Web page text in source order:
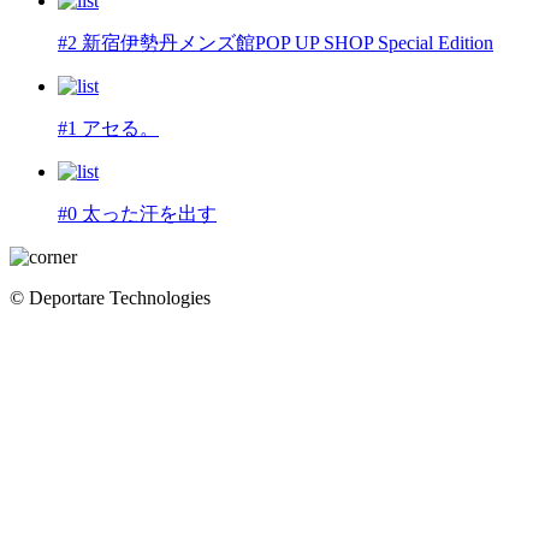
#2 新宿伊勢丹メンズ館POP UP SHOP Special Edition
#1 アセる。
#0 太った汗を出す
© Deportare Technologies